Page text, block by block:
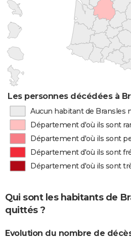
Les personnes décédées à
Aucun habitant de Bransles
Département d'où ils sont
Département d'où ils sont
Département d'où ils sont
Département d'où ils sont
Qui sont les habitants de
quittés ?
Evolution du nombre de